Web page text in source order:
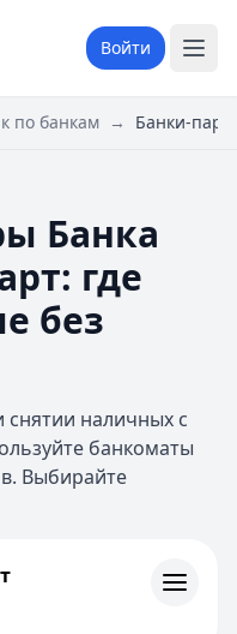
Войти
по банкам → Банки-
Банка
где
без
снятии наличных с
банкоматы
Выбирайте